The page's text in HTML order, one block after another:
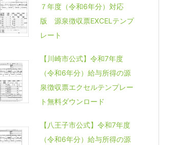
７年度（令和6年分）対応
版 源泉徴収票EXCELテンプ
レート
【川崎市公式】令和7年度
（令和6年分）給与所得の源
泉徴収票エクセルテンプレー
ト無料ダウンロード
【八王子市公式】令和7年度
（令和6年分）給与所得の源